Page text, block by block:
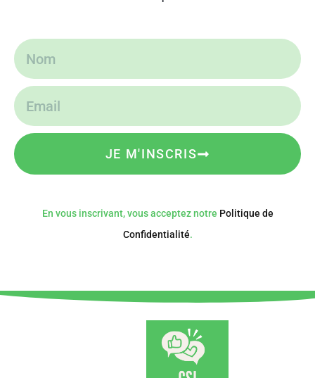
JE M'INSCRIS
En vous inscrivant, vous acceptez notre Politique de
Confidentialité.